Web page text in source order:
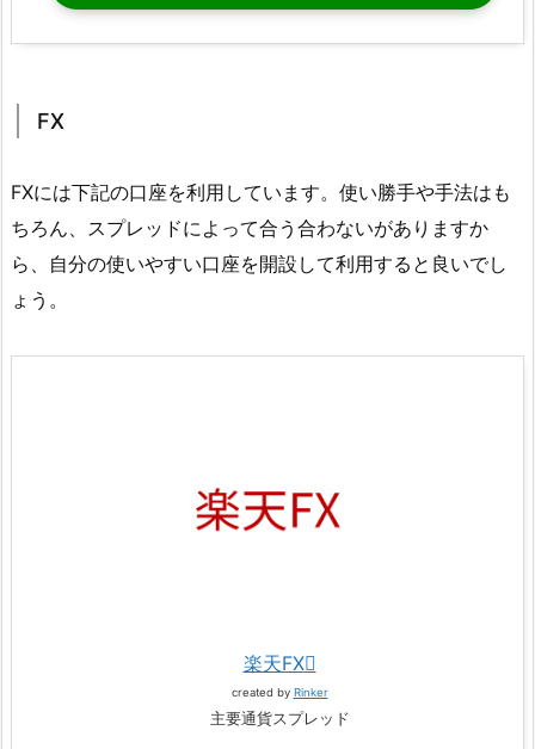
FX
FXには下記の口座を利用しています。使い勝手や手法はも
ちろん、スプレッドによって合う合わないがありますか
ら、自分の使いやすい口座を開設して利用すると良いでし
ょう。
楽天FX
created by Rinker
主要通貨スプレッド